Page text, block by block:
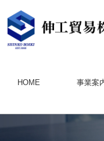
HOME 事業案